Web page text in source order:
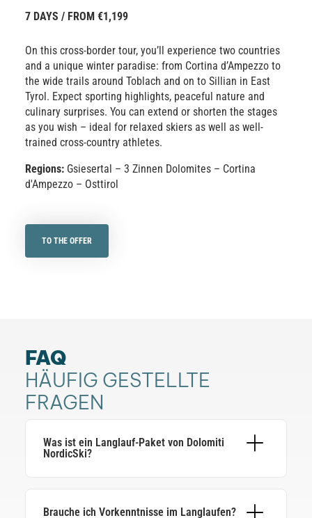
7 DAYS / FROM €1,199
On this cross-border tour, you’ll experience two countries
and a unique winter paradise: from Cortina d’Ampezzo to
the wide trails around Toblach and on to Sillian in East
Tyrol. Expect sporting highlights, peaceful nature and
culinary surprises. You can extend or shorten the stages
as you wish – ideal for relaxed skiers as well as well-
trained cross-country athletes.
Regions: Gsiesertal – 3 Zinnen Dolomites – Cortina
d'Ampezzo – Osttirol
TO THE OFFER
FAQ
HÄUFIG GESTELLTE
FRAGEN
Was ist ein Langlauf-Paket von Dolomiti
NordicSki?
– Ausrüstung, Lehrer und den Dolomiti-NordicSki-
Brauche ich Vorkenntnisse im Langlaufen?